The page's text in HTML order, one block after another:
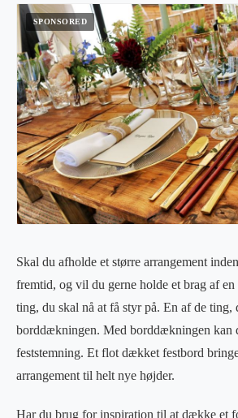
Skal du afholde et større arrangement
fremtid, og vil du gerne holde et brag af en
ting, du skal nå at få styr på. En af de ting,
borddækningen. Med borddækningen kan
feststemning. Et flot dækket festbord
arrangement til helt nye højder.
Har du brug for inspiration til at dække et